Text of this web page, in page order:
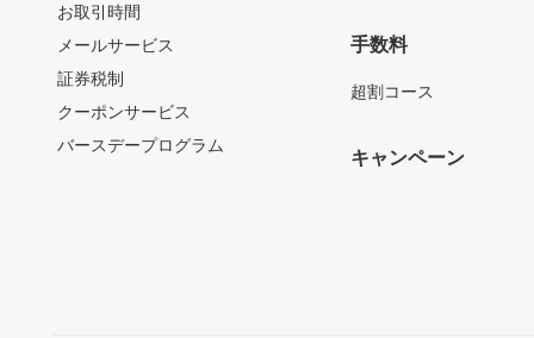
お取引時間
メールサービス
証券税制
クーポンサービス
バースデープログラム
手数料
超割コース
キャンペーン